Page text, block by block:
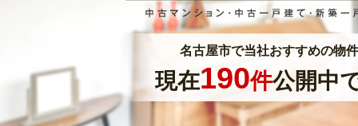
名古屋市で当社おすすめの物
現在190件公開中